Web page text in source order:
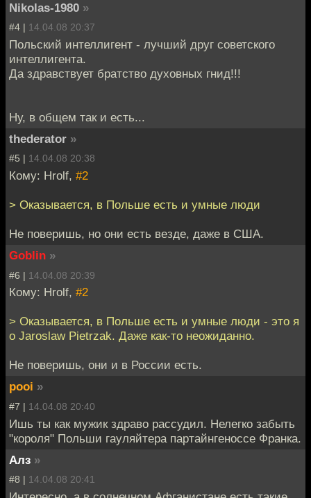
Nikolas-1980 »
#4 | 14.04.08 20:37
Польский интеллигент - лучший друг советского
интеллигента.
Да здравствует братство духовных гнид!!!
Ну, в общем так и есть...
thederator »
#5 | 14.04.08 20:38
Кому: Hrolf, #2
> Оказывается, в Польше есть и умные люди
Не поверишь, но они есть везде, даже в США.
Goblin »
#6 | 14.04.08 20:39
Кому: Hrolf, #2
> Оказывается, в Польше есть и умные люди - это я
о Jaroslaw Pietrzak. Даже как-то неожиданно.
Не поверишь, они и в России есть.
pooi »
#7 | 14.04.08 20:40
Ишь ты как мужик здраво рассудил. Нелегко забыть
"короля" Польши гауляйтера партайнгеноссе Франка.
Алз »
#8 | 14.04.08 20:41